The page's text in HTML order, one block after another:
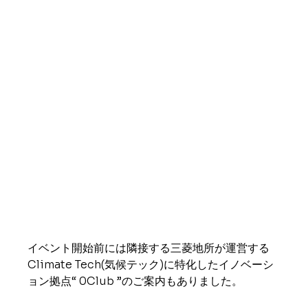
イベント開始前には隣接する三菱地所が運営する
Climate Tech(気候テック)に特化したイノベーシ
ョン拠点“ 0Club ”のご案内もありました。